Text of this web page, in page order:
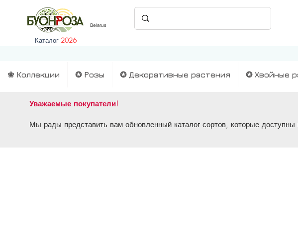
Belarus
Каталог 2026
❀ Коллекции ✪ Розы ✪ Декоративные растения ✪ Хвойные
Уважаемые покупатели!
Мы рады представить вам обновленный каталог сортов, которые доступны